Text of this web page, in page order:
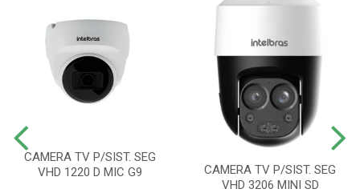
CAMERA TV P/SIST. SEG
VHD 1220 D MIC G9
CAMERA TV P/SIST. SEG
VHD 3206 MINI SD